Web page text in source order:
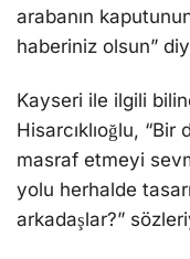
arabanın
haberiniz olsun”
Kayseri ile ilgili
Hisarcıklıoğlu, “Bir
masraf etmeyi
yolu herhalde
arkadaşlar?”